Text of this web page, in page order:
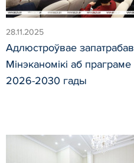
28.11.2025
Адлюстроўвае
Мінэканомікі аб
2026-2030 гады